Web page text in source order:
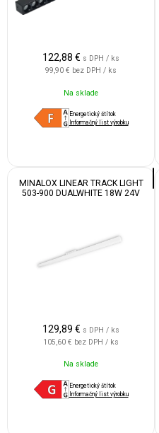
122,88 € s DPH / ks
99,90 € bez DPH / ks
Na sklade
Energetický štítok
Informačný list výrobku
MINALOX LINEAR TRACK LIGHT
503-900 DUALWHITE 18W 24V
129,89 € s DPH / ks
105,60 € bez DPH / ks
Na sklade
Energetický štítok
Informačný list výrobku